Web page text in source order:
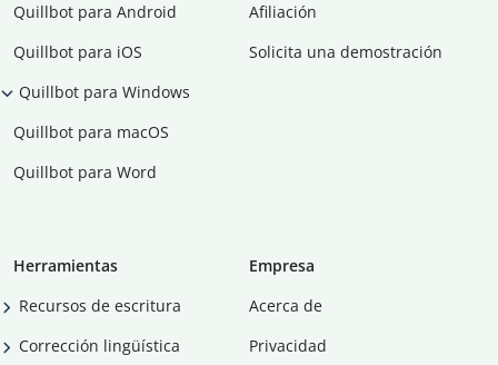
Quillbot para Android
Quillbot para iOS
Quillbot para Windows
Quillbot para macOS
Quillbot para Word
Afiliación
Solicita una demostración
Herramientas
Recursos de escritura
Corrección lingüística
Empresa
Acerca de
Privacidad